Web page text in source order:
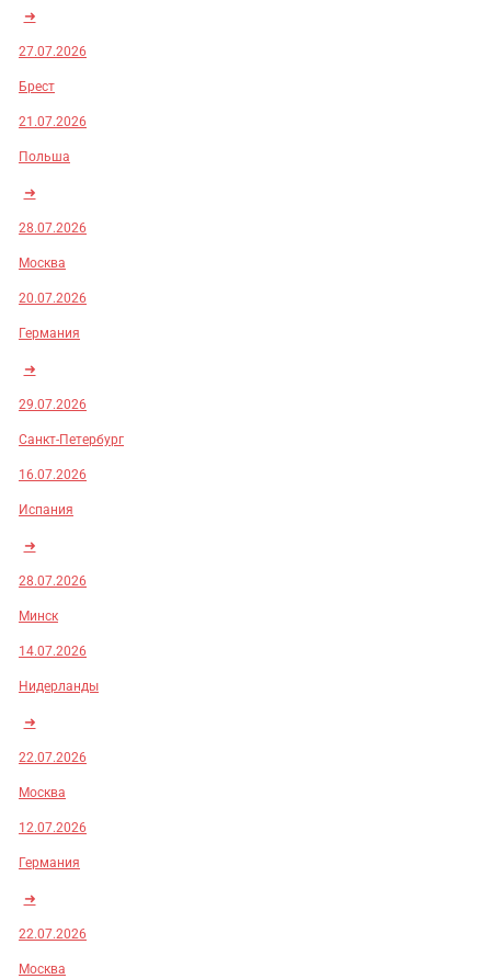
➜
27.07.2026
Брест
21.07.2026
Польша
➜
28.07.2026
Москва
20.07.2026
Германия
➜
29.07.2026
Санкт-Петербург
16.07.2026
Испания
➜
28.07.2026
Минск
14.07.2026
Нидерланды
➜
22.07.2026
Москва
12.07.2026
Германия
➜
22.07.2026
Москва